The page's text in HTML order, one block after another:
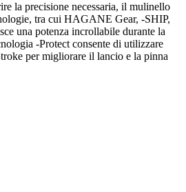
la precisione necessaria, il mulinello
tra cui HAGANE Gear, -SHIP,
una potenza incrollabile durante la
-Protect consente di utilizzare
per migliorare il lancio e la pinna